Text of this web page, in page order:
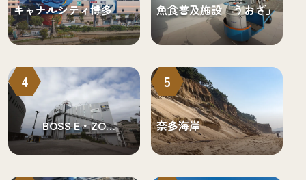
キャナルシティ博多 魚食普及施設「うおざ」
BOSS E・ZO
FUKUOKA（ボス イーゾ
フクオカ）
4
奈多海岸
5